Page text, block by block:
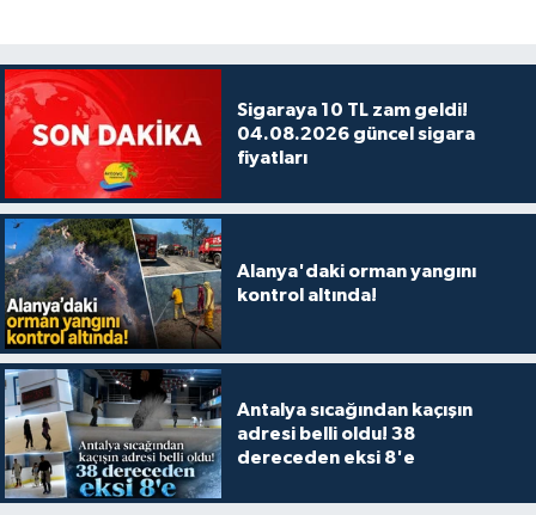
Sigaraya 10 TL zam geldi!
04.08.2026 güncel sigara
fiyatları
Alanya'daki orman yangını
kontrol altında!
Antalya sıcağından kaçışın
adresi belli oldu! 38
dereceden eksi 8'e